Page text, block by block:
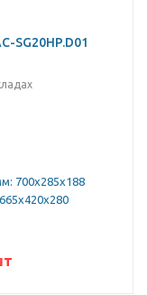
SG20HP.D01
700x285x188